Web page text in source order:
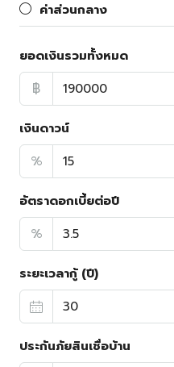
ค่าส่วนกลาง
ยอดเงินรวมทั้งหมด
฿
เงินดาวน์
%
อัตราดอกเบี้ยต่อปี
%
ระยะเวลากู้ (ปี)
ประกันภัยสินเชื่อบ้าน